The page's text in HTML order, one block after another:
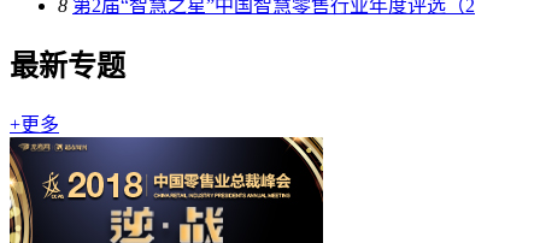
8 第2届“智慧之星”中国智慧零售行业年度评选（2
最新专题
+更多